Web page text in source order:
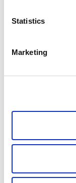
Statistics
Marketing